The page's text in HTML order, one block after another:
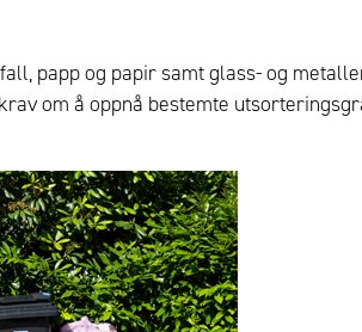
papp og papir samt glass- og
om å oppnå bestemte